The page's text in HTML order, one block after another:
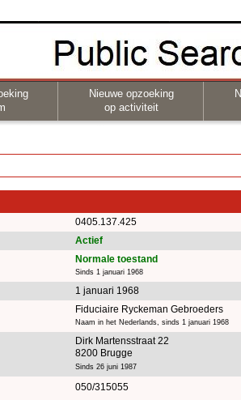
Nieuwe opzoeking
op activiteit
0405.137.425
Actief
Normale toestand
Sinds 1 januari 1968
1 januari 1968
Fiduciaire Ryckeman Gebroeders
Naam in het Nederlands, sinds 1 januari 1968
Dirk Martensstraat 22
8200 Brugge
Sinds 26 juni 1987
050/315055